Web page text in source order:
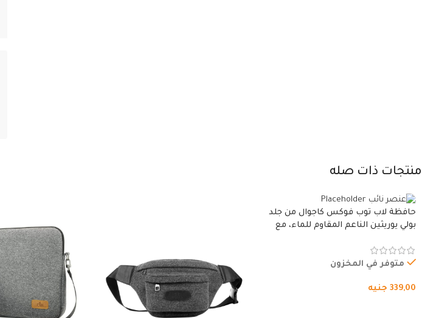
منتجات ذات صله
حافظة لاب توب فوكس كاجوال من جلد
بولي يوريثين الناعم المقاوم للماء، مع
متوفر في المخزون
339,00 جنيه